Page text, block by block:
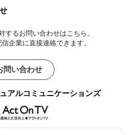
するお問い合わせはこちら。
企業に直接連絡できます。
問い合わせ
アルコミュニケーションズ